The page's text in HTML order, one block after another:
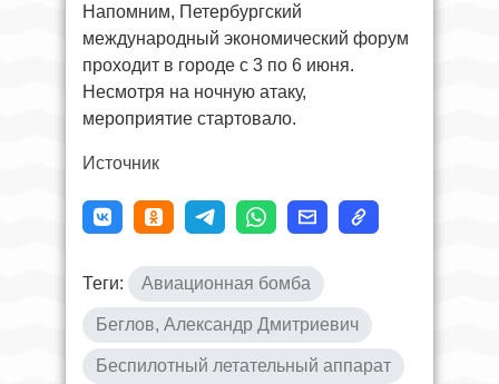
Напомним, Петербургский
международный экономический форум
проходит в городе с 3 по 6 июня.
Несмотря на ночную атаку,
мероприятие стартовало.
Источник
Теги: Авиационная бомба
Беглов, Александр Дмитриевич
Беспилотный летательный аппарат